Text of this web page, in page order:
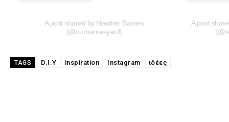
A post shared by Heather Barnes
(@ourbarnesyard)
A post
TAGS D.I.Y inspiration Instagram ιδέες